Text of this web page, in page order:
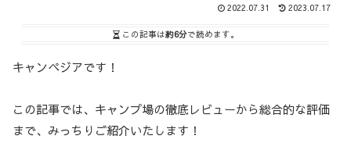
2022.07.31 2023.07.17
この記事は約6分で読めます。
キャンペジアです！
この記事では、キャンプ場の徹底レビューから総合的な評価
まで、みっちりご紹介いたします！